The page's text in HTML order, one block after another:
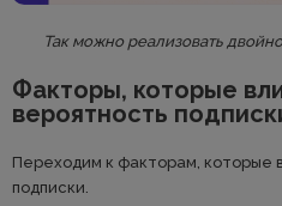
Так можно реализовать
Факторы, которые
вероятность
Переходим к факторам, которые
подписки.